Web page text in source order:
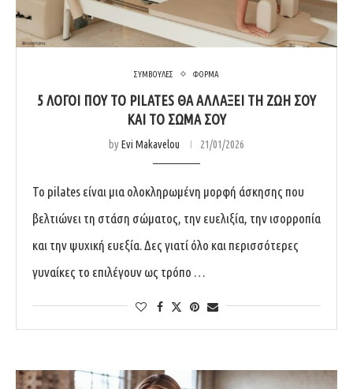
ΣΥΜΒΟΥΛΕΣ ΦΟΡΜΑ
5 ΛΌΓΟΙ ΠΟΥ ΤΟ PILATES ΘΑ ΑΛΛΆΞΕΙ ΤΗ ΖΩΉ ΣΟΥ
ΚΑΙ ΤΟ ΣΏΜΑ ΣΟΥ
byEvi Makavelou 21/01/2026
Το pilates είναι μια ολοκληρωμένη μορφή άσκησης που
βελτιώνει τη στάση σώματος, την ευελιξία, την ισορροπία
και την ψυχική ευεξία. Δες γιατί όλο και περισσότερες
γυναίκες το επιλέγουν ως τρόπο …